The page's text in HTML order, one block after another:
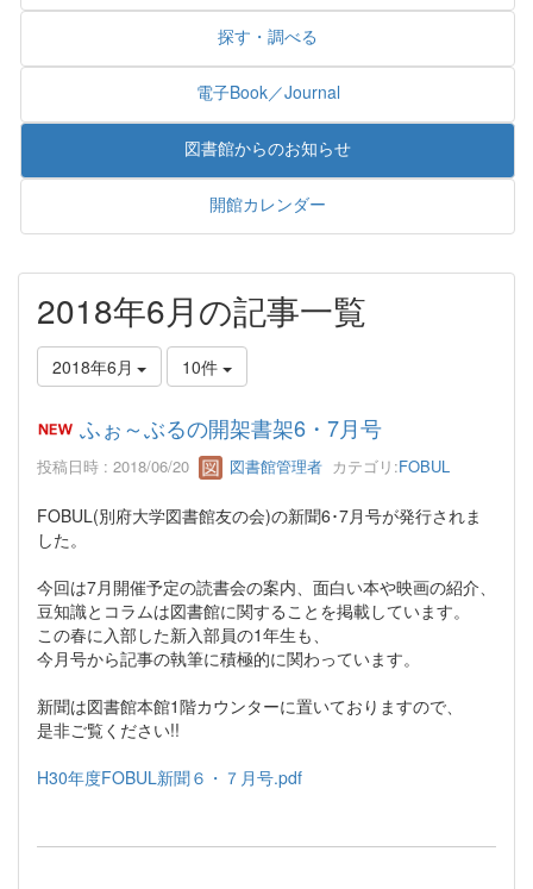
探す・調べる
電子Book／Journal
図書館からのお知らせ
開館カレンダー
2018年6月の記事一覧
2018年6月 10件
ふぉ～ぶるの開架書架6・7月号
投稿日時 : 2018/06/20 図書館管理者 カテゴリ:FOBUL
FOBUL(別府大学図書館友の会)の新聞6･7月号が発行されま
した。
今回は7月開催予定の読書会の案内、面白い本や映画の紹介、
豆知識とコラムは図書館に関することを掲載しています。
この春に入部した新入部員の1年生も、
今月号から記事の執筆に積極的に関わっています。
新聞は図書館本館1階カウンターに置いておりますので、
是非ご覧ください!!
H30年度FOBUL新聞６・７月号.pdf